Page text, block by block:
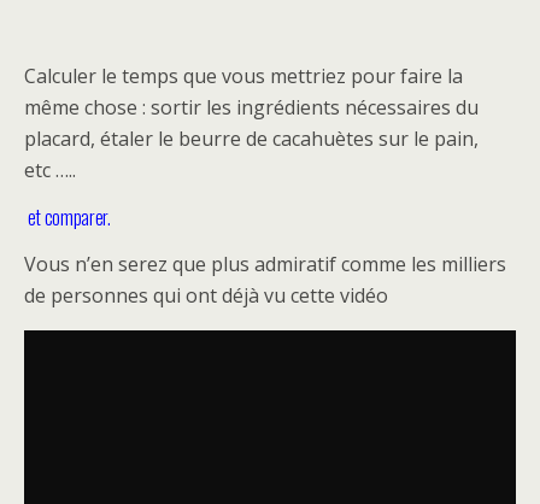
Calculer le temps que vous mettriez pour faire la
même chose : sortir les ingrédients nécessaires du
placard, étaler le beurre de cacahuètes sur le pain,
etc …..
et comparer.
Vous n’en serez que plus admiratif comme les milliers
de personnes qui ont déjà vu cette vidéo